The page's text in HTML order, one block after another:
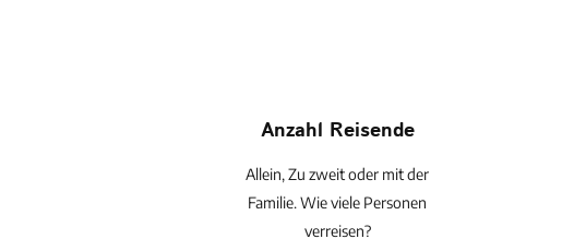
Anzahl Reisende
Allein, Zu zweit oder mit der
Familie. Wie viele Personen
verreisen?